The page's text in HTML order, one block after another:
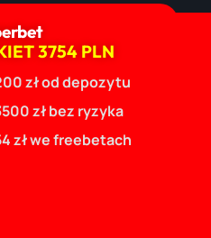
3754 PLN
zł od depozytu
zł bez ryzyka
zł we freebetach